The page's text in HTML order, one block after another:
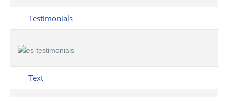
Testimonials
Text